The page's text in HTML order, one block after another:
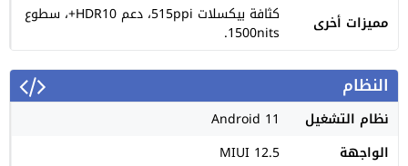
مميزات أخرى
كثافة بيكسلات 515ppi، دعم HDR10+، سطوع
1500nits.
النظام
نظام التشغيل
Android 11
الواجهة
MIUI 12.5